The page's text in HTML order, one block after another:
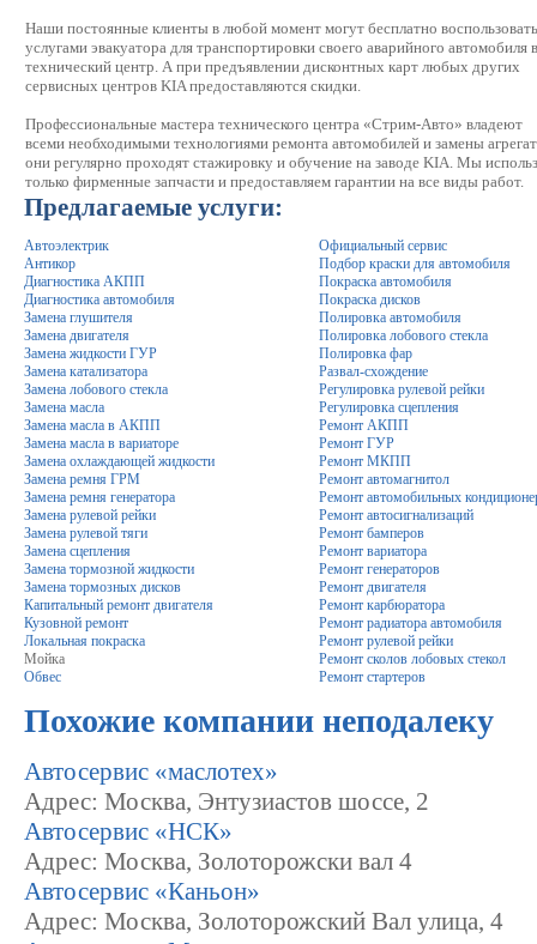
Наши постоянные клиенты в любой момент могут бесплатно
услугами эвакуатора для транспортировки своего аварийного автомобиля в
технический центр. А при предъявлении дисконтных карт любых других
сервисных центров KIA предоставляются скидки.
Профессиональные мастера технического центра «Стрим-Авто» владеют
всеми необходимыми технологиями ремонта автомобилей и замены
они регулярно проходят стажировку и обучение на заводе KIA. Мы
только фирменные запчасти и предоставляем гарантии на все виды работ.
Предлагаемые услуги:
Автоэлектрик
Антикор
Диагностика АКПП
Диагностика автомобиля
Замена глушителя
Замена двигателя
Замена жидкости ГУР
Замена катализатора
Замена лобового стекла
Замена масла
Замена масла в АКПП
Замена масла в вариаторе
Замена охлаждающей жидкости
Замена ремня ГРМ
Замена ремня генератора
Замена рулевой рейки
Замена рулевой тяги
Замена сцепления
Замена тормозной жидкости
Замена тормозных дисков
Капитальный ремонт двигателя
Кузовной ремонт
Локальная покраска
Мойка
Обвес
Официальный сервис
Подбор краски для автомобиля
Покраска автомобиля
Покраска дисков
Полировка автомобиля
Полировка лобового стекла
Полировка фар
Развал-схождение
Регулировка рулевой рейки
Регулировка сцепления
Ремонт АКПП
Ремонт ГУР
Ремонт МКПП
Ремонт автомагнитол
Ремонт автомобильных
Ремонт автосигнализаций
Ремонт бамперов
Ремонт вариатора
Ремонт генераторов
Ремонт двигателя
Ремонт карбюратора
Ремонт радиатора автомобиля
Ремонт рулевой рейки
Ремонт сколов лобовых стекол
Ремонт стартеров
Похожие компании неподалеку
Автосервис «маслотех»
Адрес: Москва, Энтузиастов шоссе, 2
Автосервис «НСК»
Адрес: Москва, Золоторожски вал 4
Автосервис «Каньон»
Адрес: Москва, Золоторожский Вал улица, 4